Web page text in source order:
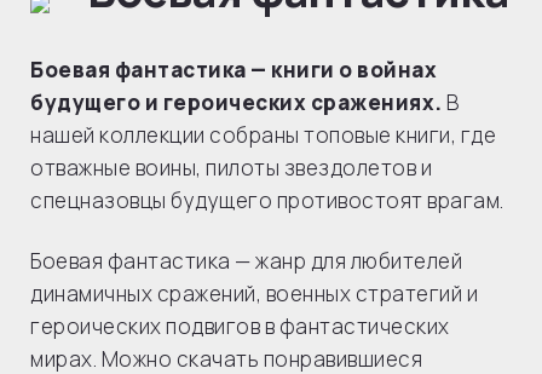
Боевая фантастика — книги о войнах
будущего и героических сражениях. В
нашей коллекции собраны топовые книги, где
отважные воины, пилоты звездолетов и
спецназовцы будущего противостоят врагам.
Боевая фантастика — жанр для любителей
динамичных сражений, военных стратегий и
героических подвигов в фантастических
мирах. Можно скачать понравившиеся